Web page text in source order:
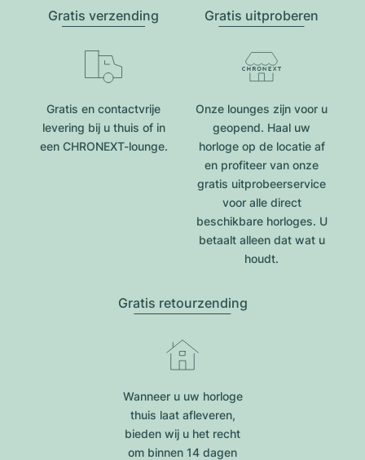
Gratis verzending
Gratis en contactvrije
levering bij u thuis of in
een CHRONEXT-lounge.
Gratis uitproberen
Onze lounges zijn voor u
geopend. Haal uw
horloge op de locatie af
en profiteer van onze
gratis uitprobeerservice
voor alle direct
beschikbare horloges. U
betaalt alleen dat wat u
houdt.
Gratis retourzending
Wanneer u uw horloge
thuis laat afleveren,
bieden wij u het recht
om binnen 14 dagen